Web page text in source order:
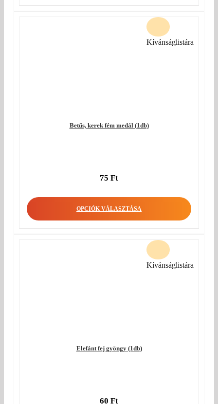
Betűs, kerek fém medál (1db)
75 Ft
OPCIÓK VÁLASZTÁSA
Kívánságlistára
Elefánt fej gyöngy (1db)
60 Ft
Kívánságlistára